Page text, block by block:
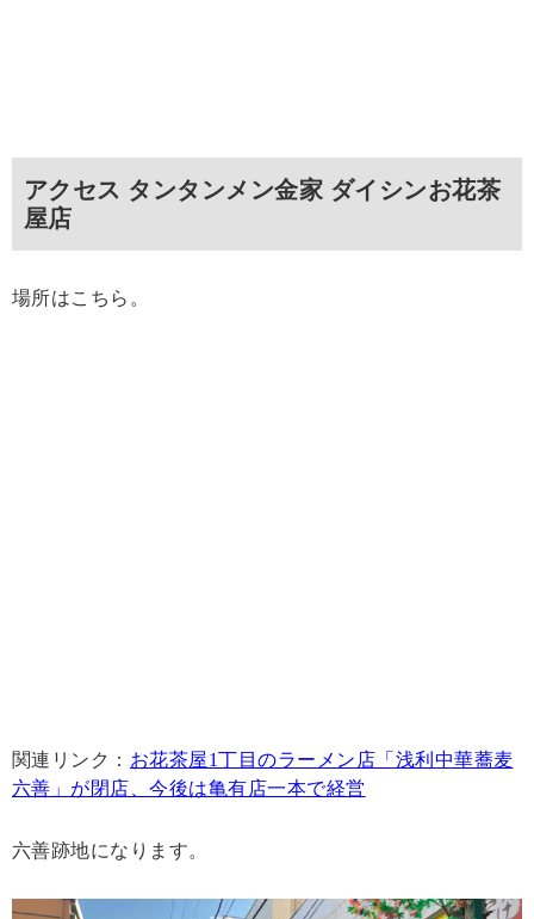
アクセス タンタンメン金家 ダイシンお花茶
屋店
場所はこちら。
関連リンク： お花茶屋1丁目のラーメン店「浅利中華蕎麦
六善」が閉店、今後は亀有店一本で経営
六善跡地になります。